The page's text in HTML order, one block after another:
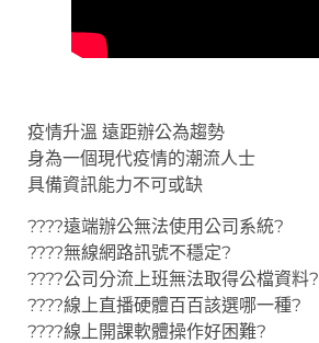
疫情升溫 遠距辦公為趨勢
身為一個現代疫情的潮流人士
具備資訊能力不可或缺
????遠端辦公無法使用公司系統?
????無線網路訊號不穩定?
????公司分流上班無法取得公檔資料?
????線上直播硬體百百該選哪一種?
????線上開課軟體操作好困難?